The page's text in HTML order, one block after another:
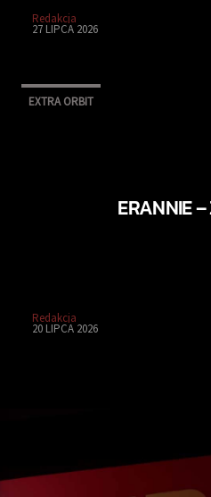
Redakcja
27 LIPCA 2026
EXTRA ORBIT
ERANNIE
Redakcja
20 LIPCA 2026